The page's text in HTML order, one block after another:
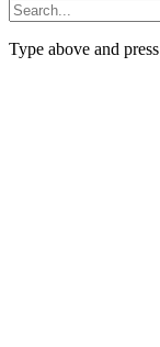
Type above and press